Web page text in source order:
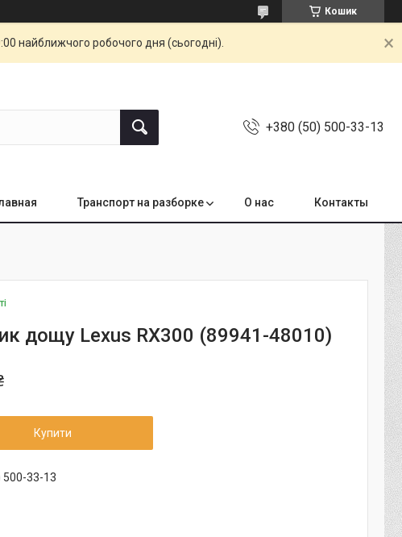
Кошик
найближчого робочого дня (сьогодні).
+380 (50) 500-33-13
Транспорт на разборке О нас Контакты
дощу Lexus RX300 (89941-48010)
Купити
500-33-13